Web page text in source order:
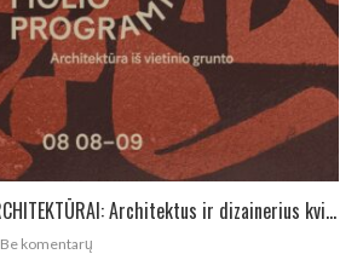
DĖMESYS TVARIAI ARCHITEKTŪRAI: Architektus ir dizainerius kviečia į molio programą
Be komentarų